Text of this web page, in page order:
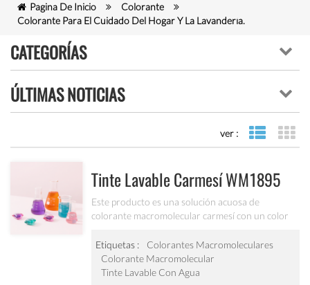
Página De Inicio
Colorante
Colorante Para El Cuidado Del Hogar Y La Lavandería.
CATEGORÍAS
ÚLTIMAS NOTICIAS
ver : vista de
Tinte Lavable Carmesí WM1895
Este producto es una solución acuosa de
colorante macromolecular carmesí con un color
piel y tejidos. Ha superado las pruebas y la
certificación de seguridad EN71-3/9.
Etiquetas :
Colorantes Macromoleculares
Colorante Macromolecular
Tinte Lavable Con Agua